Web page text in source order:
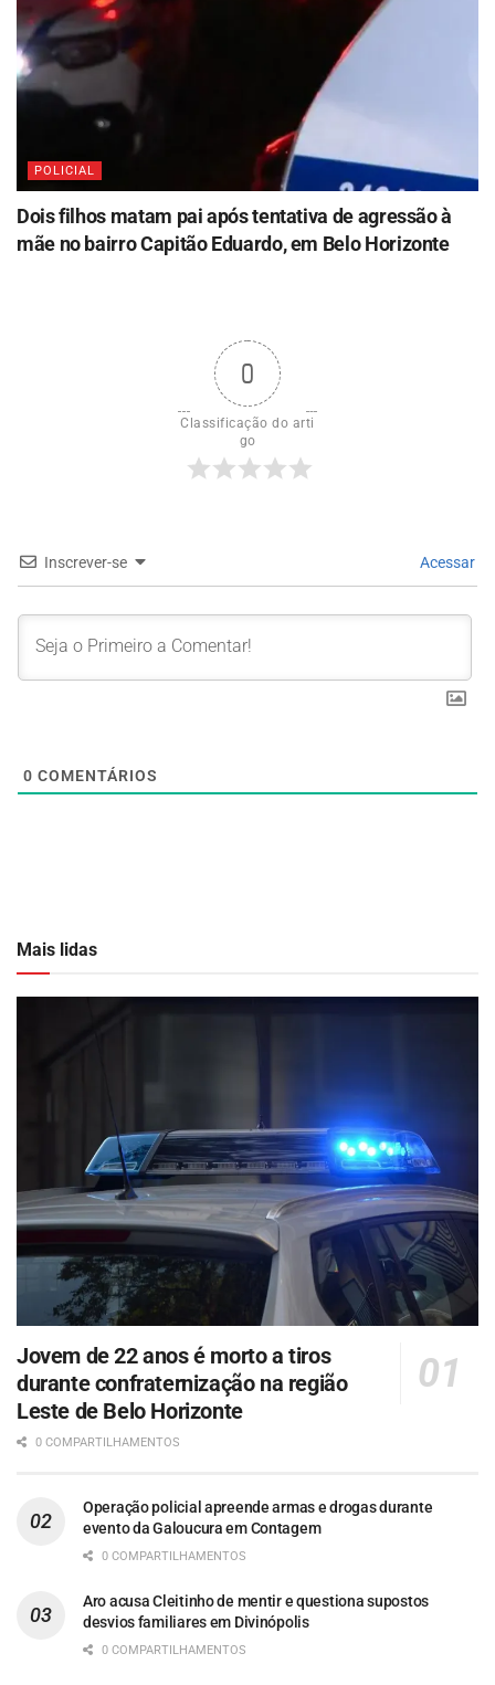
POLICIAL
Dois filhos matam pai após tentativa de agressão à
mãe no bairro Capitão Eduardo, em Belo Horizonte
0
Classificação do arti
go
Inscrever-se Acessar
0 COMENTÁRIOS
Mais lidas
Jovem de 22 anos é morto a tiros
durante confraternização na região
Leste de Belo Horizonte
0 COMPARTILHAMENTOS
Operação policial apreende armas e drogas durante
evento da Galoucura em Contagem
0 COMPARTILHAMENTOS
Aro acusa Cleitinho de mentir e questiona supostos
desvios familiares em Divinópolis
0 COMPARTILHAMENTOS